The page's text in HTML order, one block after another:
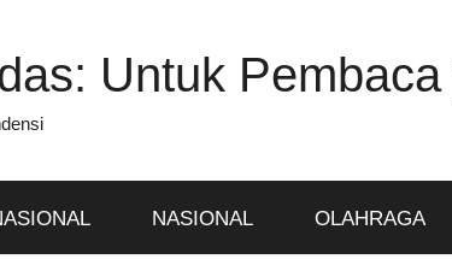
Untuk
NASIONAL OLAHRAGA